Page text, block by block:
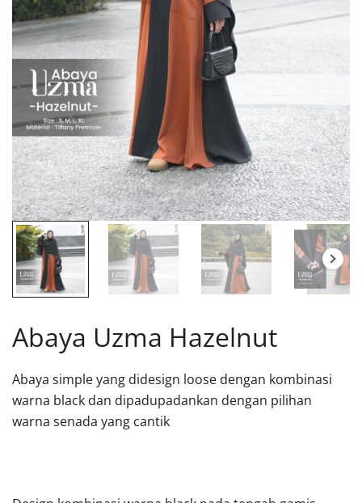
Abaya Uzma Hazelnut
Abaya simple yang didesign loose dengan kombinasi
warna black dan dipadupadankan dengan pilihan
warna senada yang cantik